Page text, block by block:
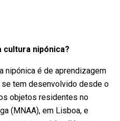
cultura nipónica?
nipónica é de aprendizagem
tem desenvolvido desde o
objetos residentes no
(MNAA), em Lisboa, e